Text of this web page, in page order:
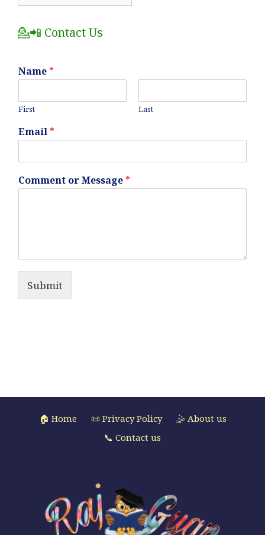
💁📲 Contact Us
Name *
First Last
Email *
Comment or Message *
Submit
🏠 Home 📜 Privacy Policy
🤹 About us
📞 Contact us